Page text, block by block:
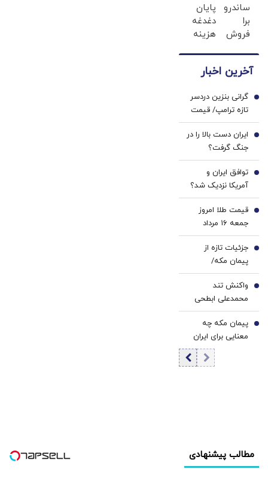
😱
پودر
لاغری
تخفیف
احراز
هویت
ساندرو
برا
فروش
خریداریم
بفروشش
پایان
دغدغه
هزینه
پزشکی
سفید
کننده
خانگی
آخرین اخبار
گرانی بنزین دردسر
تازه ترامپ/ قیمت
هر گالن به ۴ دلار
رسید
1
ایران دست بالا را در
جنگ گرفت؟
هشدار درباره
کاهش ذخایر
موشکی آمریکا
2
توافق ایران و
آمریکا نزدیک شد؟
وزیر خزانه‌داری
آمریکا از «امروز یا
فردا» گفت
3
قیمت طلا امروز
جمعه ۱۶ مرداد
۱۴۰۵/ افزایش
قیمت طلا
4
جزئیات تازه از
پیمان مکه/
عربستان: دنبال
بلوک نظامی و
مسابقه تسلیحاتی
نیستیم
5
واکنش تند
محمدعلی ابطحی
به باقر خرازی: این
حرف‌ها افتتاح
شعبه رسمی
«حکومت اسلامی
داعش» است
6
پیمان مکه چه
معنایی برای ایران
دارد؟ مقام سابق
اطلاعات اسرائیل از
7
مطالب پیشنهادی